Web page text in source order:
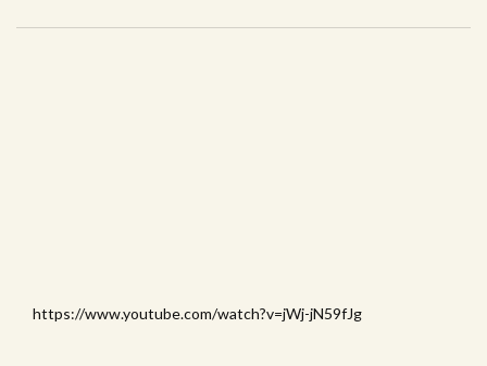
https://www.youtube.com/watch?v=jWj-jN59fJg